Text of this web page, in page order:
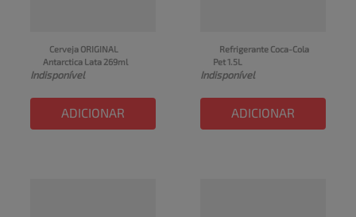
Cerveja ORIGINAL
Antarctica Lata 269ml
Indisponível
ADICIONAR
Refrigerante Coca-Cola
Pet 1.5L
Indisponível
ADICIONAR